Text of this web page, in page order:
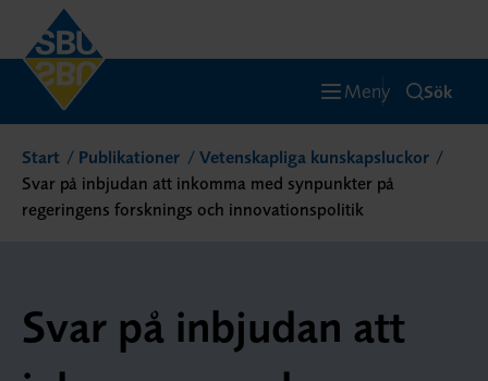
Meny Sök
Start Publikationer
Vetenskapliga kunskapsluckor
Svar på inbjudan att inkomma med synpunkter på
regeringens forsknings och innovationspolitik
Svar på inbjudan att